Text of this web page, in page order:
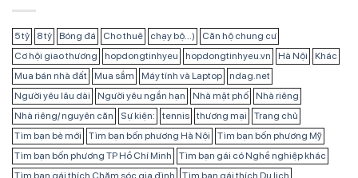
5 tỷ 8 tỷ Bóng đá Cho thuê chạy bộ...)
Căn hộ chung cư
Cơ hội giao thương
hopdongtinhyeu hopdongtinhyeu.vn Hà Nội
Khác
Mua bán nhà đất
Mua sắm Máy tính và Laptop
ndag.net
Người yêu lâu dài
Người yêu ngắn hạn Nhà mặt phố
Nhà riêng
Nhà riêng/ nguyên căn
Sự kiện: tennis thương mại
Trang chủ
Tìm bạn bè mới
Tìm bạn bốn phương Hà Nội
Tìm bạn bốn phương Mỹ
Tìm bạn bốn phương TP Hồ Chí Minh
Tìm bạn gái có Nghề nghiệp khác
Tìm bạn gái thích Chăm sóc gia đình
Tìm bạn gái thích Du lịch